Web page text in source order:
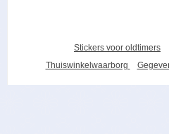
Stickers voor oldtimers
Thuiswinkelwaarborg